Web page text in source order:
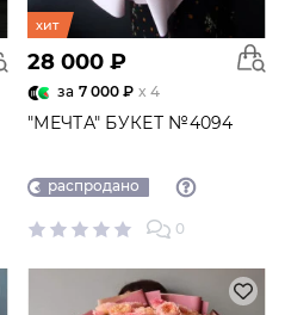
хит
28 000 ₽
за 7 000 ₽ x 4
"МЕЧТА" БУКЕТ №4094
распродано
0